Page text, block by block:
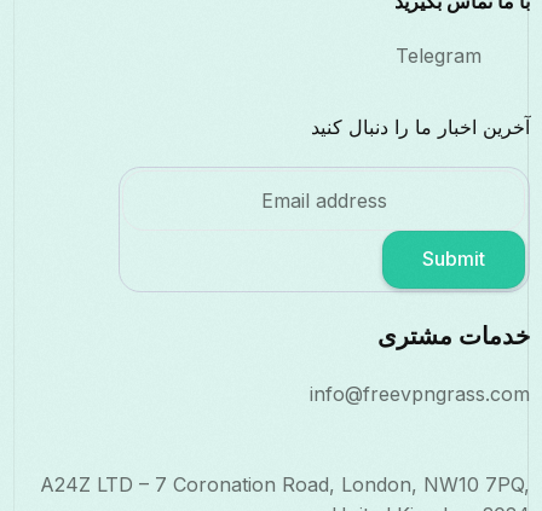
Telegram
آخرین اخبار ما را دنبال کنید
Submit
خدمات مشتری
info@freevpngrass.com
A24Z LTD – 7 Coronation Road, London, NW10 7PQ,